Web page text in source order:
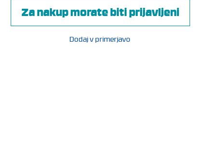
Za nakup morate biti prijavljeni
Dodaj v primerjavo